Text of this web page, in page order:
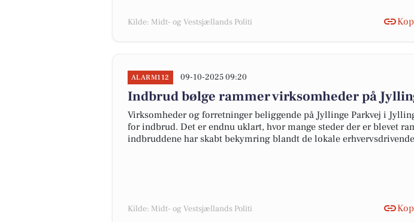
Kilde: Midt- og Vestsjællands Politi
ALARM112 09-10-2025 09:20
Indbrud bølge rammer virksomheder på
Virksomheder og forretninger beliggende på Jyllinge Parkvej i
for indbrud. Det er endnu uklart, hvor mange steder der er blevet
indbruddene har skabt bekymring blandt de lokale
Kilde: Midt- og Vestsjællands Politi